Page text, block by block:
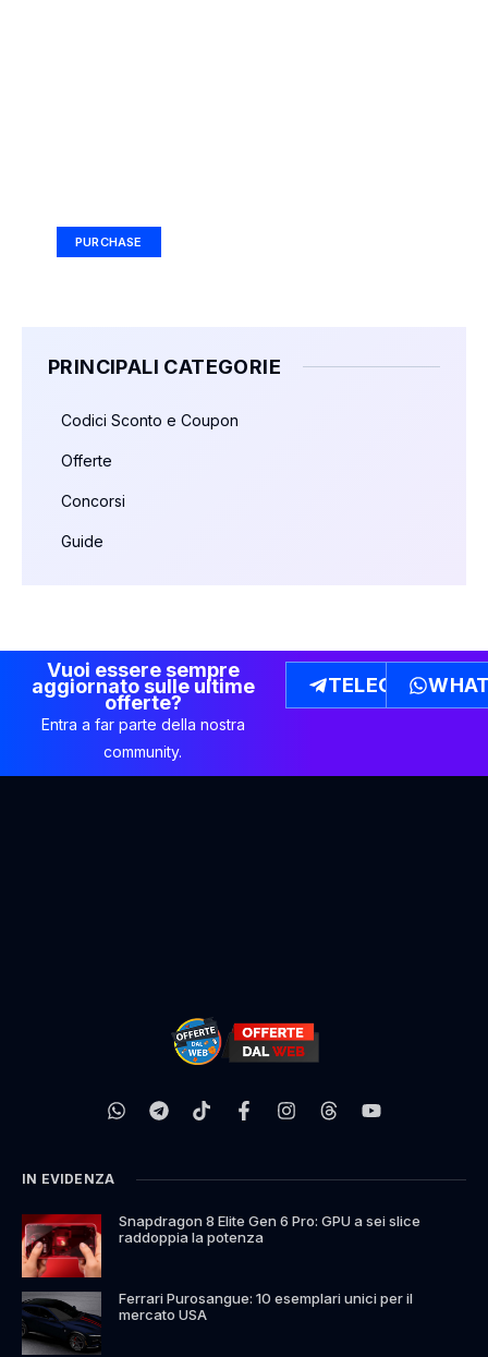
PURCHASE
PRINCIPALI CATEGORIE
Codici Sconto e Coupon
Offerte
Concorsi
Guide
Vuoi essere sempre
aggiornato sulle ultime
offerte?
Entra a far parte della nostra
community.
TELEGRAM
IN EVIDENZA
Snapdragon 8 Elite Gen 6 Pro: GPU a sei slice
raddoppia la potenza
Ferrari Purosangue: 10 esemplari unici per il
mercato USA